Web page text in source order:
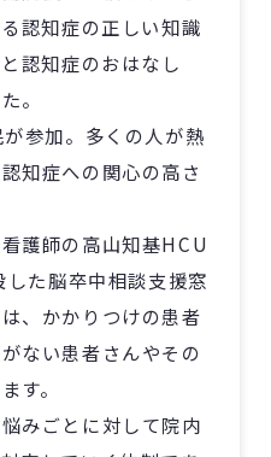
認知症の正しい知識
認知症のおはなし
。
参加。多くの人が熱
知症への関心の高さ
護師の高山知基HCU
た脳卒中相談支援窓
、かかりつけの患者
ない患者さんやその
す。
みごとに対して院内